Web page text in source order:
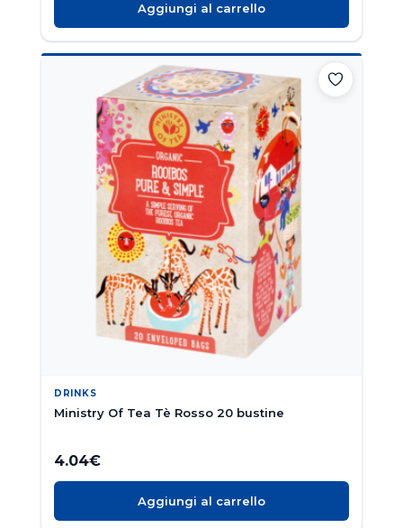
Aggiungi al carrello
DRINKS
Ministry Of Tea Tè Rosso 20 bustine
4.04€
Aggiungi al carrello